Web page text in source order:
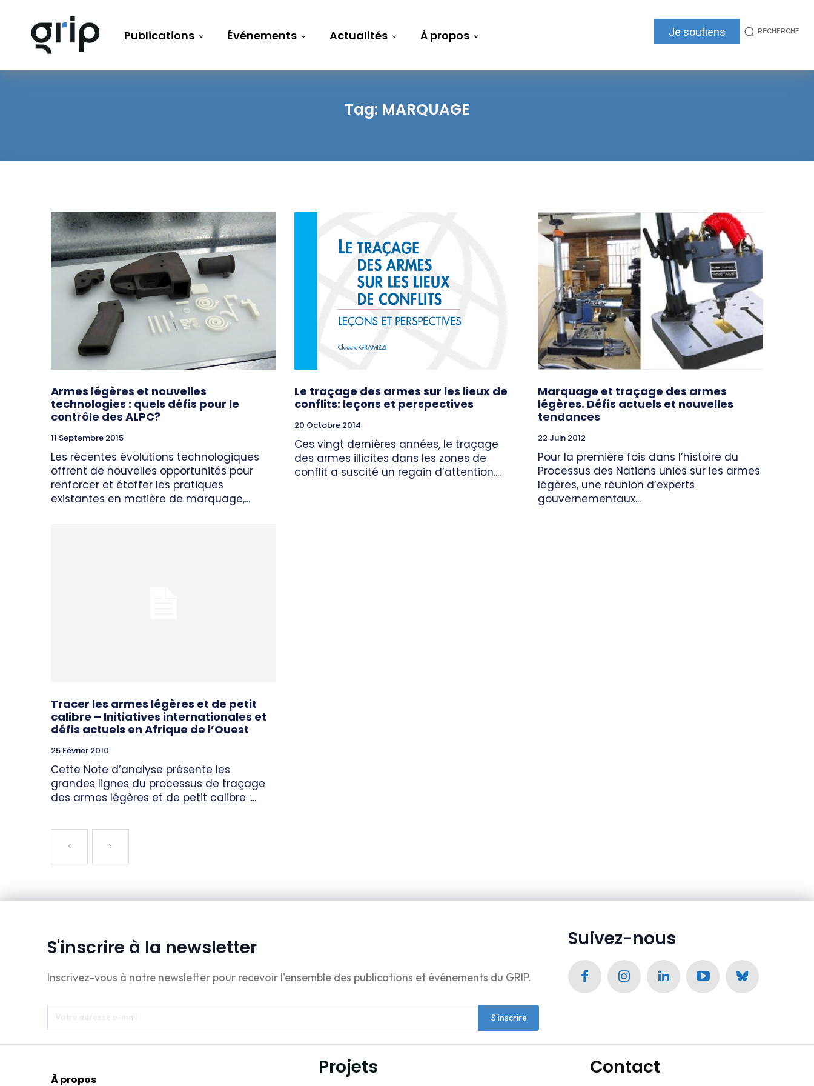
Publications Événements Actualités À propos Je soutiens RECHERCHE
Tag: MARQUAGE
Armes légères et nouvelles
technologies : quels défis pour le
contrôle des ALPC?
11 Septembre 2015
Les récentes évolutions technologiques
offrent de nouvelles opportunités pour
renforcer et étoffer les pratiques
existantes en matière de marquage,...
Le traçage des armes sur les lieux de
conflits: leçons et perspectives
20 Octobre 2014
Ces vingt dernières années, le traçage
des armes illicites dans les zones de
conflit a suscité un regain d’attention....
Marquage et traçage des armes
légères. Défis actuels et nouvelles
tendances
22 Juin 2012
Pour la première fois dans l’histoire du
Processus des Nations unies sur les armes
légères, une réunion d’experts
gouvernementaux...
Tracer les armes légères et de petit
calibre – Initiatives internationales et
défis actuels en Afrique de l’Ouest
25 Février 2010
Cette Note d’analyse présente les
grandes lignes du processus de traçage
des armes légères et de petit calibre :...
S'inscrire à la newsletter
Inscrivez-vous à notre newsletter pour recevoir l'ensemble des publications et événements du GRIP.
S'inscrire
Suivez-nous
À propos
Projets Contact